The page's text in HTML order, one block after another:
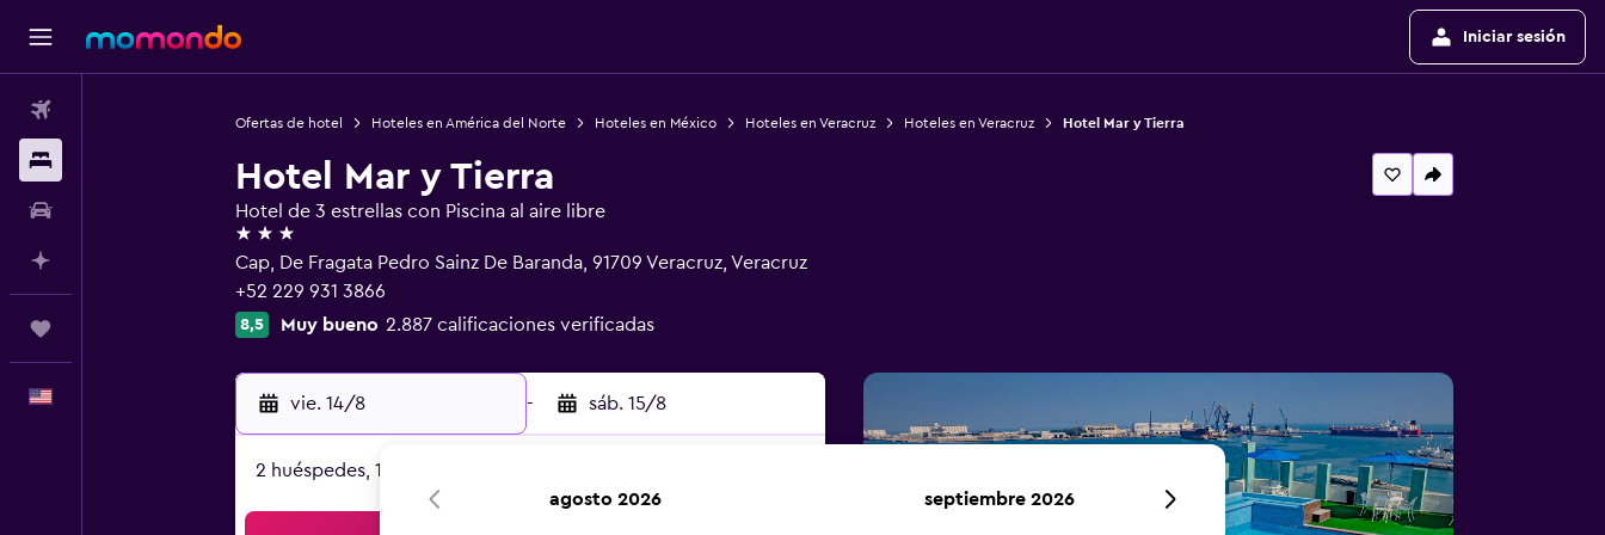
Iniciar sesión
Ofertas de hotel Hoteles en América del Norte Hoteles en México Hoteles en Veracruz Hoteles en Veracruz Hotel Mar y Tierra
Hotel Mar y Tierra
Hotel de 3 estrellas con Piscina al aire libre
3 estrellas
Cap, De Fragata Pedro Sainz De Baranda, 91709 Veracruz, Veracruz
+52 229 931 3866
8,5 Muy bueno 2.887 calificaciones verificadas
vie. 14/8 - sáb. 15/8
2 huéspedes, 1 habitación
agosto 2026 septiembre 2026